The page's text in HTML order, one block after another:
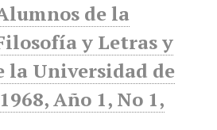
de la
y Letras y
la Universidad de
Año 1, No 1,